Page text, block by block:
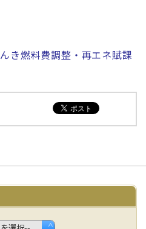
き燃料費調整・再エネ賦課